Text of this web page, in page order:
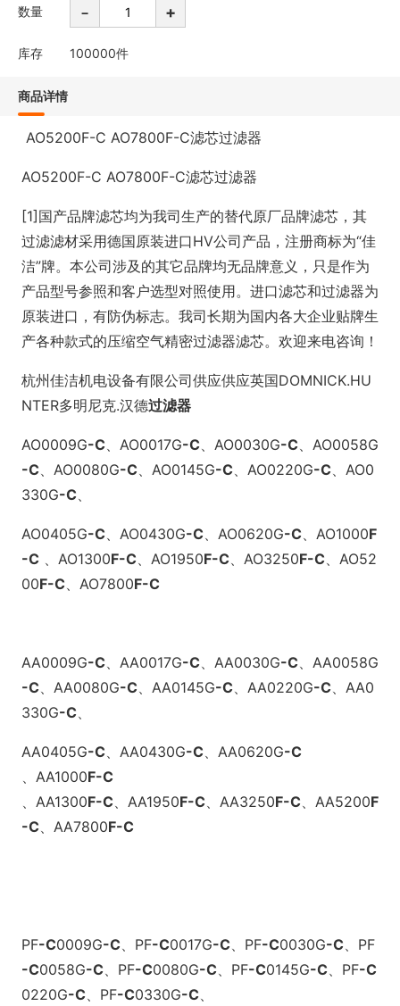
数量 - +
库存 100000件
商品详情
AO5200F-C AO7800F-C滤芯过滤器
AO5200F-C AO7800F-C滤芯过滤器
[1]国产品牌滤芯均为我司生产的替代原厂品牌滤芯，其
过滤滤材采用德国原装进口HV公司产品，注册商标为“佳
洁”牌。本公司涉及的其它品牌均无品牌意义，只是作为
产品型号参照和客户选型对照使用。进口滤芯和过滤器为
原装进口，有防伪标志。我司长期为国内各大企业贴牌生
产各种款式的压缩空气精密过滤器滤芯。欢迎来电咨询！
杭州佳洁机电设备有限公司供应供应英国DOMNICK.HU
NTER多明尼克.汉德过滤器
AO0009G-C、 AO0017G-C、 AO0030G-C、 AO0058G
-C、 AO0080G-C、 AO0145G-C、 AO0220G-C、 AO0
330G-C、
AO0405G-C、 AO0430G-C、 AO0620G-C、 AO1000F
-C 、 AO1300F-C、 AO1950F-C、 AO3250F-C、 AO52
00F-C、 AO7800F-C
AA0009G-C、 AA0017G-C、 AA0030G-C、 AA0058G
-C、 AA0080G-C、 AA0145G-C、 AA0220G-C、 AA0
330G-C、
AA0405G-C、 AA0430G-C、 AA0620G-C
、 AA1000F-C
、 AA1300F-C、 AA1950F-C、 AA3250F-C、 AA5200F
-C、 AA7800F-C
PF-C0009G-C、 PF-C0017G-C、 PF-C0030G-C、 PF
-C0058G-C、 PF-C0080G-C、 PF-C0145G-C、 PF-C
0220G-C、 PF-C0330G-C、